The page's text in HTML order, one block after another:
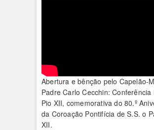
Abertura e bênção pelo Capelão-
Padre Carlo Cecchin: Conferência
Pio XII, comemorativa do 80.º
da Coroação Pontifícia de S.S. o
XII.